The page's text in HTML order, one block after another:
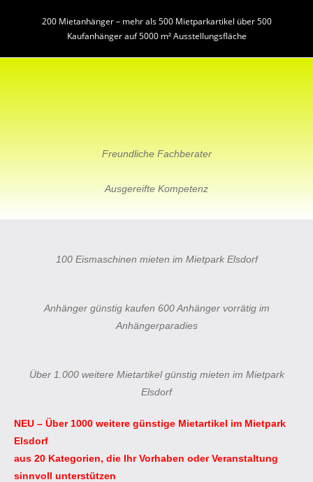
200 Mietanhänger – mehr als 500 Mietparkartikel über 500
Kaufanhänger auf 5000 m² Ausstellungsfläche
Freundliche Fachberater
Ausgereifte Kompetenz
100 Eismaschinen mieten im Mietpark Elsdorf
Anhänger günstig kaufen 600 Anhänger vorrätig im
Anhängerparadies
Über 1.000 weitere Mietartikel günstig mieten im Mietpark
Elsdorf
NEU – Über 1000 weitere günstige Mietartikel im Mietpark
Elsdorf
aus 20 Kategorien, die Ihr Vorhaben oder Veranstaltung
sinnvoll unterstützen